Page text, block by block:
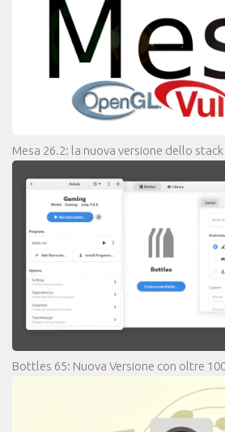
Mesa 26.2: la nuova versione dello
Bottles 65: Nuova Versione con oltre